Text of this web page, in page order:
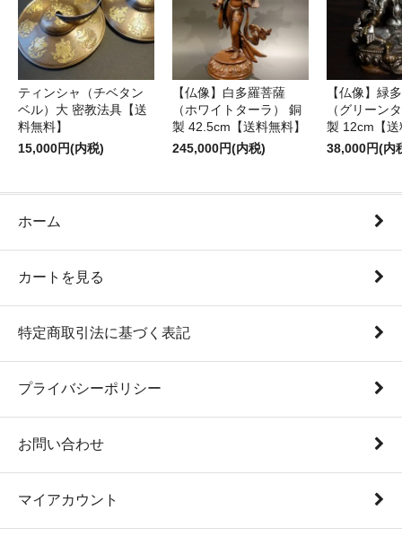
ティンシャ（チベタン
ベル）大 密教法具【送
料無料】
15,000円(内税)
【仏像】白多羅菩薩
（ホワイトターラ） 銅
製 42.5cm【送料無料】
245,000円(内税)
【仏像】緑
（グリーン
製 12cm【
38,000円(内
ホーム
カートを見る
特定商取引法に基づく表記
プライバシーポリシー
お問い合わせ
マイアカウント